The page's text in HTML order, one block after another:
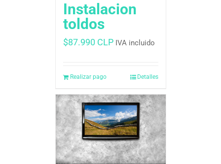
Instalacion
toldos
$87.990 CLP IVA incluido
Realizar pago Detalles